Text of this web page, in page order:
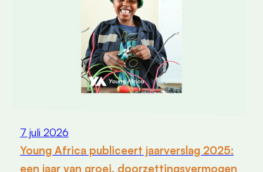
7 juli 2026
Young Africa publiceert jaarverslag 2025:
een jaar van groei, doorzettingsvermogen